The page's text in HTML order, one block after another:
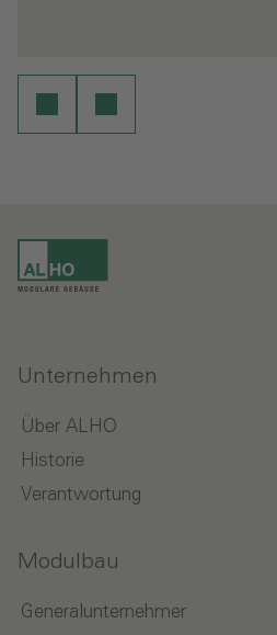
Unternehmen
Über ALHO
Historie
Verantwortung
Modulbau
Generalunternehmer